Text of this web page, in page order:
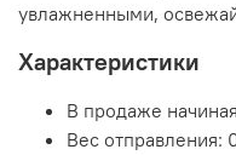
увлажненными,
Характеристики
В продаже
Вес отправления: